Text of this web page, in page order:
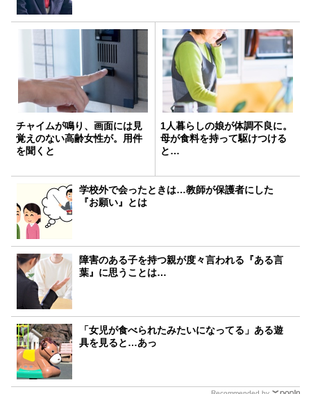
チャイムが鳴り、画面には見
覚えのない高齢女性が。用件
を聞くと
1人暮らしの娘が体調不良に。
母が食料を持って駆けつける
と…
学校外で会ったときは…教師が保護者にした
『お願い』とは
障害のある子を持つ親が度々言われる『ある言
葉』に思うことは…
「女児が食べられたみたいになってる」ある遊
具を見ると…あっ